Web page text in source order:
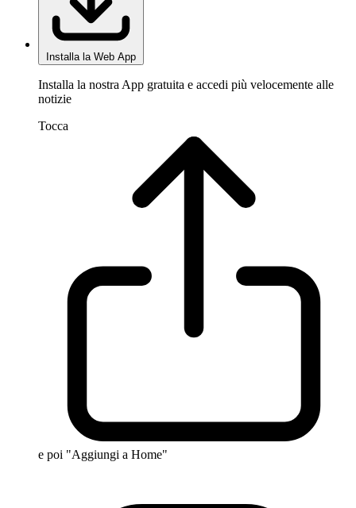
Installa la Web App
Installa la nostra App gratuita e accedi più velocemente alle
notizie
Tocca
e poi "Aggiungi a Home"